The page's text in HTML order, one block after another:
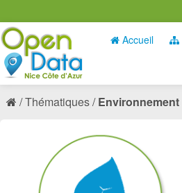
Accueil
Thématiques Environnement